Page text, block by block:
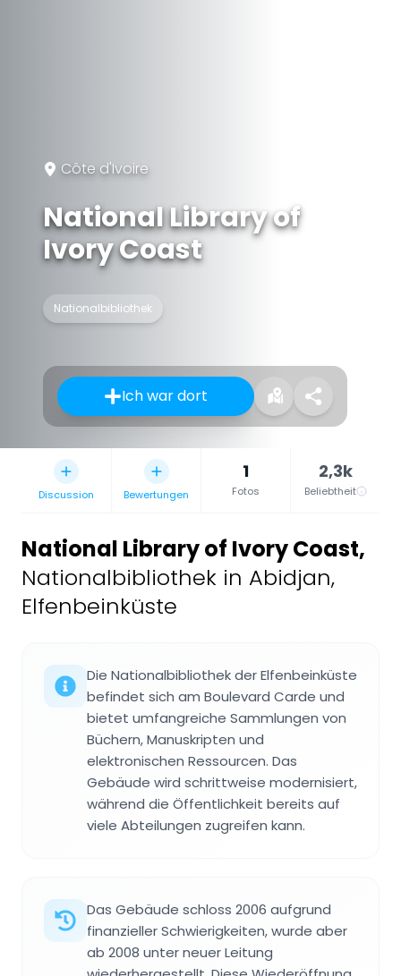
Côte d'Ivoire
National Library of
Ivory Coast
Nationalbibliothek
Ich war dort
Discussion Bewertungen
1
Fotos
2,3k
Beliebtheit
National Library of Ivory Coast,
Nationalbibliothek in Abidjan,
Elfenbeinküste
Die Nationalbibliothek der Elfenbeinküste
befindet sich am Boulevard Carde und
bietet umfangreiche Sammlungen von
Büchern, Manuskripten und
elektronischen Ressourcen. Das
Gebäude wird schrittweise modernisiert,
während die Öffentlichkeit bereits auf
viele Abteilungen zugreifen kann.
Das Gebäude schloss 2006 aufgrund
finanzieller Schwierigkeiten, wurde aber
ab 2008 unter neuer Leitung